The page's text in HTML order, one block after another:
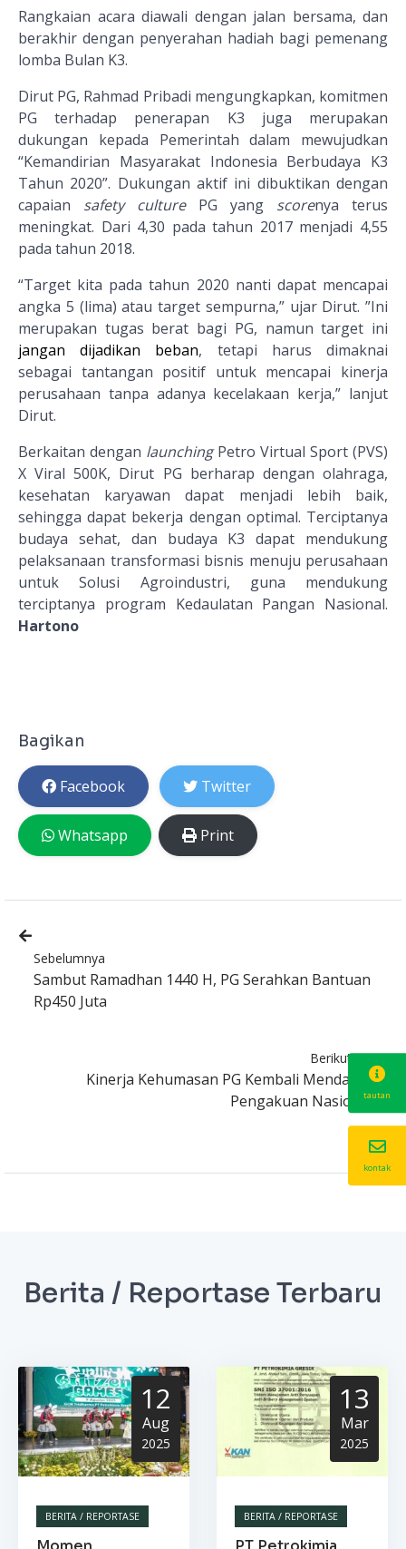
Rangkaian acara diawali dengan jalan bersama, dan
berakhir dengan penyerahan hadiah bagi pemenang
lomba Bulan K3.
Dirut PG, Rahmad Pribadi mengungkapkan, komitmen
PG terhadap penerapan K3 juga merupakan
dukungan kepada Pemerintah dalam mewujudkan
“Kemandirian Masyarakat Indonesia Berbudaya K3
Tahun 2020”. Dukungan aktif ini dibuktikan dengan
capaian safety culturePG yang scorenya terus
meningkat. Dari 4,30 pada tahun 2017 menjadi 4,55
pada tahun 2018.
“Target kita pada tahun 2020 nanti dapat mencapai
angka 5 (lima) atau target sempurna,” ujar Dirut. ”Ini
merupakan tugas berat bagi PG, namun target ini
jangan dijadikan beban, tetapi harus dimaknai
sebagai tantangan positif untuk mencapai kinerja
perusahaan tanpa adanya kecelakaan kerja,” lanjut
Dirut.
Berkaitan dengan launchingPetro Virtual Sport (PVS)
X Viral 500K, Dirut PG berharap dengan olahraga,
kesehatan karyawan dapat menjadi lebih baik,
sehingga dapat bekerja dengan optimal. Terciptanya
budaya sehat, dan budaya K3 dapat mendukung
pelaksanaan transformasi bisnis menuju perusahaan
untuk Solusi Agroindustri, guna mendukung
terciptanya program Kedaulatan Pangan Nasional.
Hartono
Bagikan
Facebook Twitter
Whatsapp Print
Sebelumnya
Sambut Ramadhan 1440 H, PG Serahkan Bantuan
Rp450 Juta
Berikutnya
Kinerja Kehumasan PG Kembali Mendapat
Pengakuan Nasional
Berita / Reportase Terbaru
12
Aug
2025
BERITA / REPORTASE
13
Mar
2025
BERITA / REPORTASE
tautan
kontak